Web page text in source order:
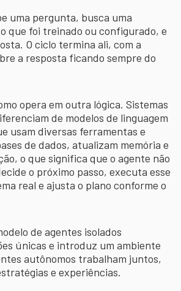
uma pergunta, busca uma
que foi treinado ou configurado, e
O ciclo termina ali, com a
a resposta ficando sempre do
opera em outra lógica. Sistemas
de modelos de linguagem
usam diversas ferramentas e
de dados, atualizam memória e
o que significa que o agente não
o próximo passo, executa esse
real e ajusta o plano conforme o
de agentes isolados
únicas e introduz um ambiente
autônomos trabalham juntos,
e experiências.